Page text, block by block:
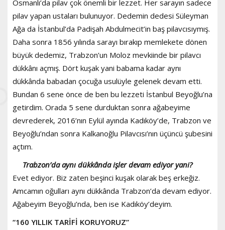
Osmanlı’da pilav çok önemli bir lezzet. Her sarayın sadece
pilav yapan ustaları bulunuyor. Dedemin dedesi Süleyman
Ağa da İstanbul’da Padişah Abdulmecit’in baş pilavcısıymış.
Daha sonra 1856 yılında sarayı bırakıp memlekete dönen
büyük dedemiz, Trabzon’un Moloz mevkiinde bir pilavcı
dükkânı açmış. Dört kuşak yani babama kadar aynı
dükkânda babadan çocuğa usulüyle gelenek devam etti.
Bundan 6 sene önce de ben bu lezzeti İstanbul Beyoğlu’na
getirdim. Orada 5 sene durduktan sonra ağabeyime
devrederek, 2016’nın Eylül ayında Kadıköy’de, Trabzon ve
Beyoğlu’ndan sonra Kalkanoğlu Pilavcısı’nın üçüncü şubesini
açtım.
Trabzon’da aynı dükkânda işler devam ediyor yani?
Evet ediyor. Biz zaten beşinci kuşak olarak beş erkeğiz.
Amcamın oğulları aynı dükkânda Trabzon’da devam ediyor.
Ağabeyim Beyoğlu’nda, ben ise Kadıköy’deyim.
“160 YILLIK TARİFİ KORUYORUZ”